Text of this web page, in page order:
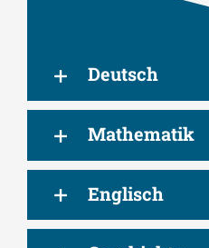
Deutsch
Mathematik
Englisch